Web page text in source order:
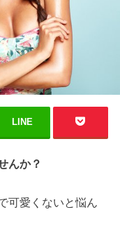
LINE
んか？
可愛くないと悩ん